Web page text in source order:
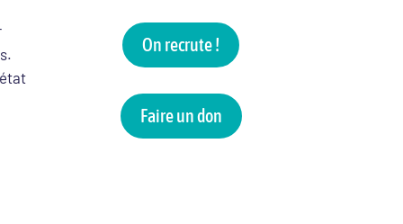
On recrute !
Faire un don